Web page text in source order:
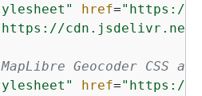
href="https://
cdn.jsdelivr.net/
Geocoder CSS
href="https://